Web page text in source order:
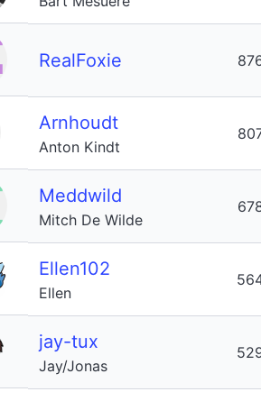
RealFoxie
Arnhoudt
Anton Kindt
Meddwild
Mitch De Wilde
Ellen102
Ellen
jay-tux
Jay/Jonas